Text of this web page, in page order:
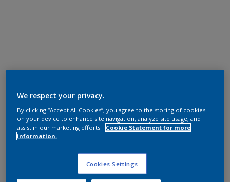
We respect your privacy.
By clicking “Accept All Cookies”, you agree to the storing of cookies
on your device to enhance site navigation, analyze site usage, and
assist in our marketing efforts.
Cookie Statement for more
information.
Cookies Settings